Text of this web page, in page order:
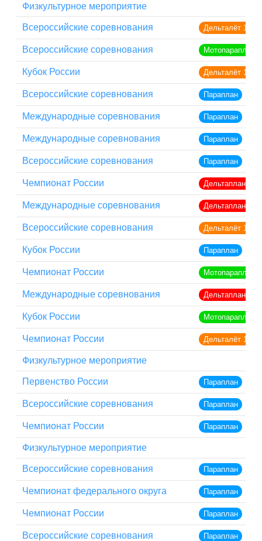
Физкультурное мероприятие
Всероссийские соревнования Дельталёт 1
Всероссийские соревнования Мотопараплан
Кубок России Дельталёт 1
Всероссийские соревнования Параплан
Международные соревнования Параплан
Международные соревнования Параплан
Всероссийские соревнования Параплан
Чемпионат России Дельтаплан
Международные соревнования Дельтаплан
Всероссийские соревнования Дельталёт 1
Кубок России Параплан
Чемпионат России Мотопараплан
Международные соревнования Дельтаплан
Кубок России Мотопараплан
Чемпионат России Дельталёт 1
Физкультурное мероприятие
Первенство России Параплан
Всероссийские соревнования Параплан
Чемпионат России Параплан
Физкультурное мероприятие
Всероссийские соревнования Параплан
Чемпионат федерального округа Параплан
Чемпионат России Параплан
Всероссийские соревнования Параплан